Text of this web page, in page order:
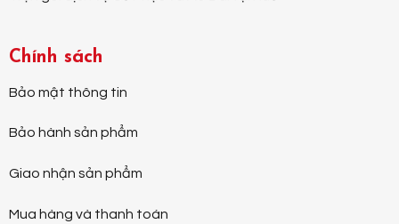
Chính sách
Bảo mật thông tin
Bảo hành sản phẩm
Giao nhận sản phẩm
Mua hàng và thanh toán